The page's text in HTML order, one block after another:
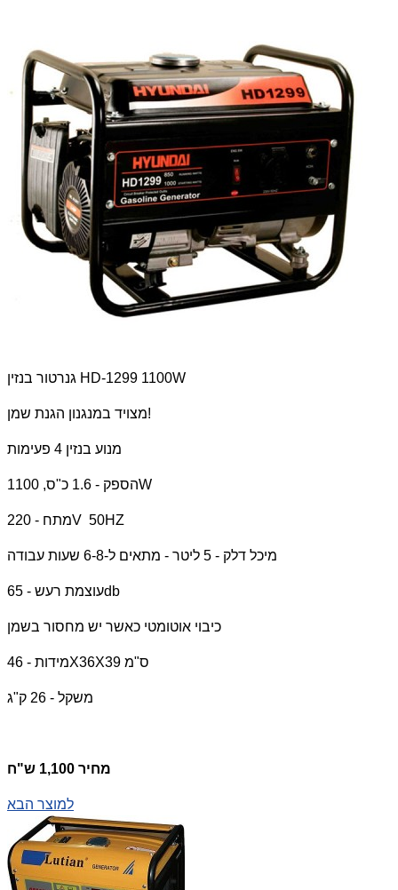
גנרטור בנזין HD-1299 1100W
מצויד במנגנון הגנת שמן!
מנוע בנזין 4 פעימות
הספק - 1.6 כ"ס, 1100W
מתח - 220V 50HZ
מיכל דלק - 5 ליטר - מתאים ל-6-8 שעות עבודה
עוצמת רעש - 65db
כיבוי אוטומטי כאשר יש מחסור בשמן
מידות - 46X36X39 ס"מ
משקל - 26 ק"ג
מחיר 1,100 ש"ח
למוצר הבא